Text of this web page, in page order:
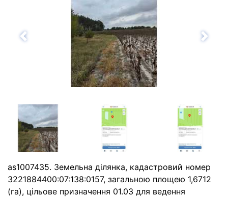
Назад
as1007435. Земельна ділянка, кадастровий номер
3221884400:07:138:0157, загальною площею 1,6712
(га), цільове призначення 01.03 для ведення